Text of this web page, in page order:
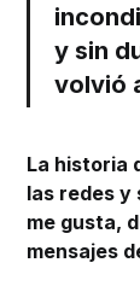
y sin
volvió
La historia
las redes y
me gusta,
mensajes